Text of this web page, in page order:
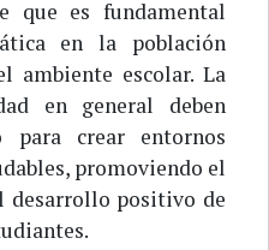
que es fundamental
en la población
ambiente escolar. La
en general deben
para crear entornos
promoviendo el
desarrollo positivo de